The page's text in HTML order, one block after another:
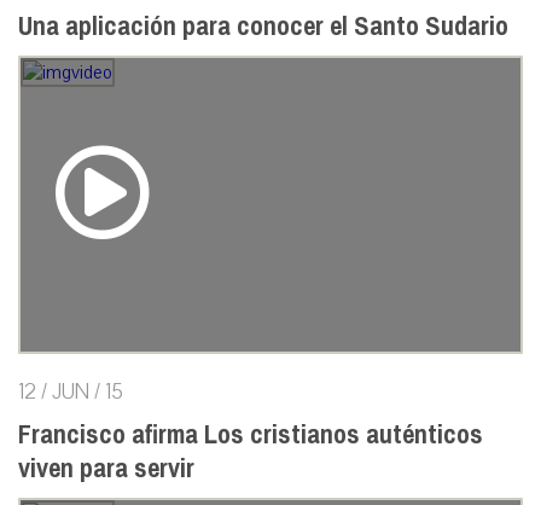
Una aplicación para conocer el Santo Sudario
12 / JUN / 15
Francisco afirma Los cristianos auténticos
viven para servir